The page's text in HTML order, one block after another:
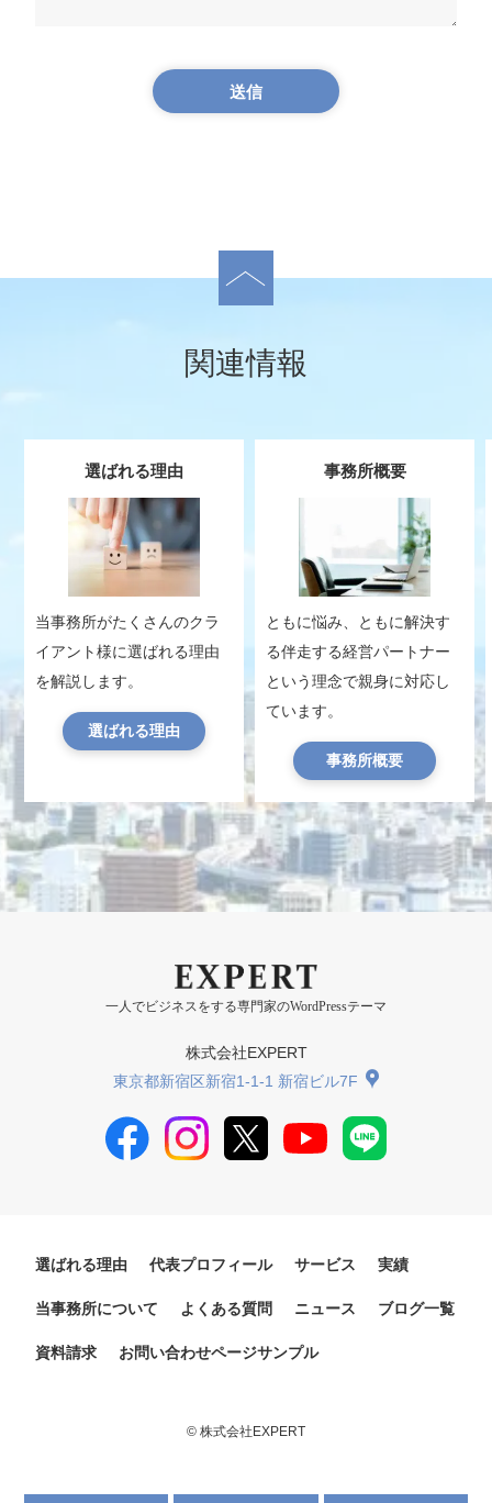
関連情報
選ばれる理由
当事務所がたくさんのクラ
イアント様に選ばれる理由
を解説します。
選ばれる理由
事務所概要
ともに悩み、ともに解決す
る伴走する経営パートナー
という理念で親身に対応し
ています。
事務所概要
一人でビジネスをする専門家のWordPressテーマ
株式会社EXPERT
東京都新宿区新宿1-1-1 新宿ビル7F
選ばれる理由 代表プロフィール サービス 実績
当事務所について よくある質問 ニュース ブログ一覧
資料請求 お問い合わせページサンプル
© 株式会社EXPERT